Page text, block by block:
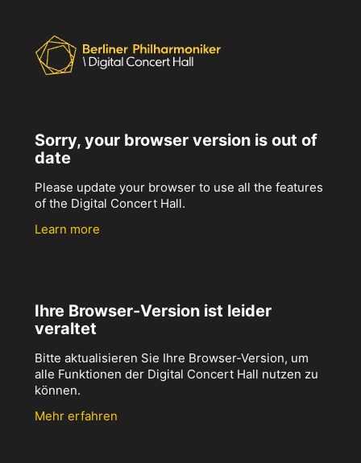
Sorry, your browser version is out of
date
Please update your browser to use all the features
of the Digital Concert Hall.
Learn more
Ihre Browser-Version ist leider
veraltet
Bitte aktualisieren Sie Ihre Browser-Version, um
alle Funktionen der Digital Concert Hall nutzen zu
können.
Mehr erfahren